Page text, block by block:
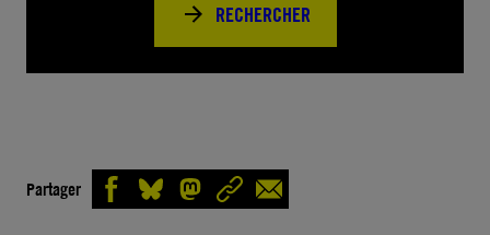
RECHERCHER
Partager